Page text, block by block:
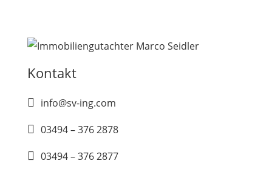
Kontakt
 info@sv-ing.com
 03494 – 376 2878
 03494 – 376 2877